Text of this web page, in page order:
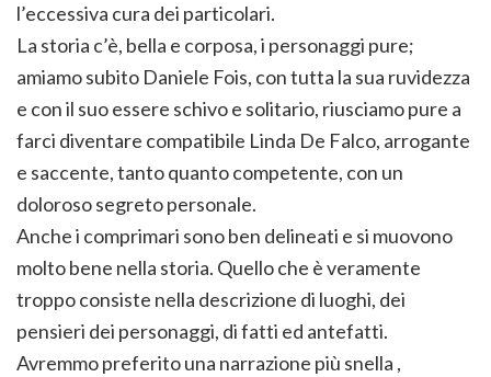
l’eccessiva cura dei particolari.
La storia c’è, bella e corposa, i personaggi pure;
amiamo subito Daniele Fois, con tutta la sua ruvidezza
e con il suo essere schivo e solitario, riusciamo pure a
farci diventare compatibile Linda De Falco, arrogante
e saccente, tanto quanto competente, con un
doloroso segreto personale.
Anche i comprimari sono ben delineati e si muovono
molto bene nella storia. Quello che è veramente
troppo consiste nella descrizione di luoghi, dei
pensieri dei personaggi, di fatti ed antefatti.
Avremmo preferito una narrazione più snella ,